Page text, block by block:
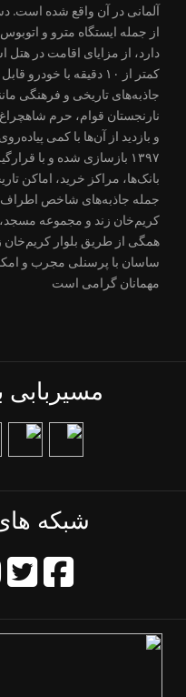
آلمانی در آن واقع شده
از جمله ایستگاه مترو و
دارد، از مزایای اقامت در
کمتر از ۱۰ دقیقه با
جاذبه‌های تاریخی و فرهنگی
نارنجستان قوام، حرم
و بازدید از آن‌ها با کمی
۱۳۹۷ بازسازی شده و با
بانک‌ها، مراکز خرید، اماکن
جمله جاذبه‌های شاخص
کریم‌خان زند و مجموعه مسجد،
همگی از طریق بلوار
ساسان با پرسنلی مجرب و
مهمانان گرامی است
شبکه